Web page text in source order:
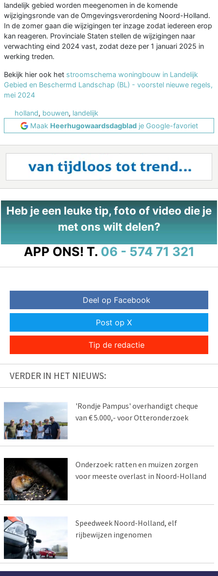
landelijk gebied worden meegenomen in de komende
wijzigingsronde van de Omgevingsverordening Noord-Holland.
In de zomer gaan die wijzigingen ter inzage zodat iedereen erop
kan reageren. Provinciale Staten stellen de wijzigingen naar
verwachting eind 2024 vast, zodat deze per 1 januari 2025 in
werking treden.
Bekijk hier ook het stroomschema woningbouw in Landelijk
Gebied en Beschermd Landschap (BL) - voorstel nieuwe regels,
mei 2024
holland, bouwen, landelijk
Maak Heerhugowaardsdagbladje Google-favoriet
Heb je een leuke tip, foto of video die je
met ons wilt delen?
APP ONS! T. 06 - 574 71 321
Deel op Facebook
Post op X
Tip de redactie
VERDER IN HET NIEUWS:
'Rondje Pampus' overhandigt cheque
van € 5.000,- voor Otteronderzoek
Onderzoek: ratten en muizen zorgen
voor meeste overlast in Noord-Holland
Speedweek Noord-Holland, elf
rijbewijzen ingenomen